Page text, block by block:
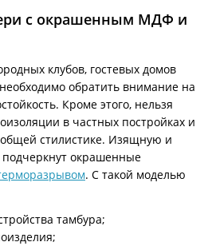
с окрашенным МДФ и
клубов, гостевых домов
обратить внимание на
Кроме этого, нельзя
в частных постройках и
стилистике. Изящную и
окрашенные
. С такой моделью
тамбура;